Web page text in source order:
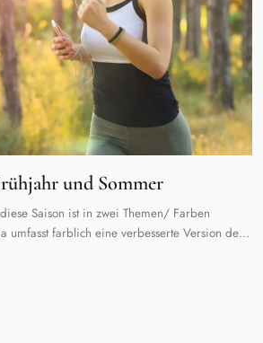
und Sommer
Saison ist in zwei Themen/ Farben
umfasst farblich eine verbesserte Version der